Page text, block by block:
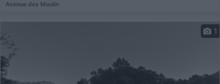
Avenue des Moulin
1